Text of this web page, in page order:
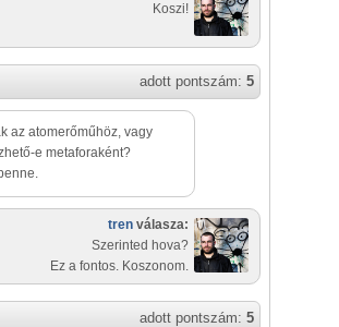
Koszi!
adott pontszám: 5
az atomerőműhöz, vagy
e metaforaként?
tren válasza:
Szerinted hova?
Ez a fontos. Koszonom.
adott pontszám: 5